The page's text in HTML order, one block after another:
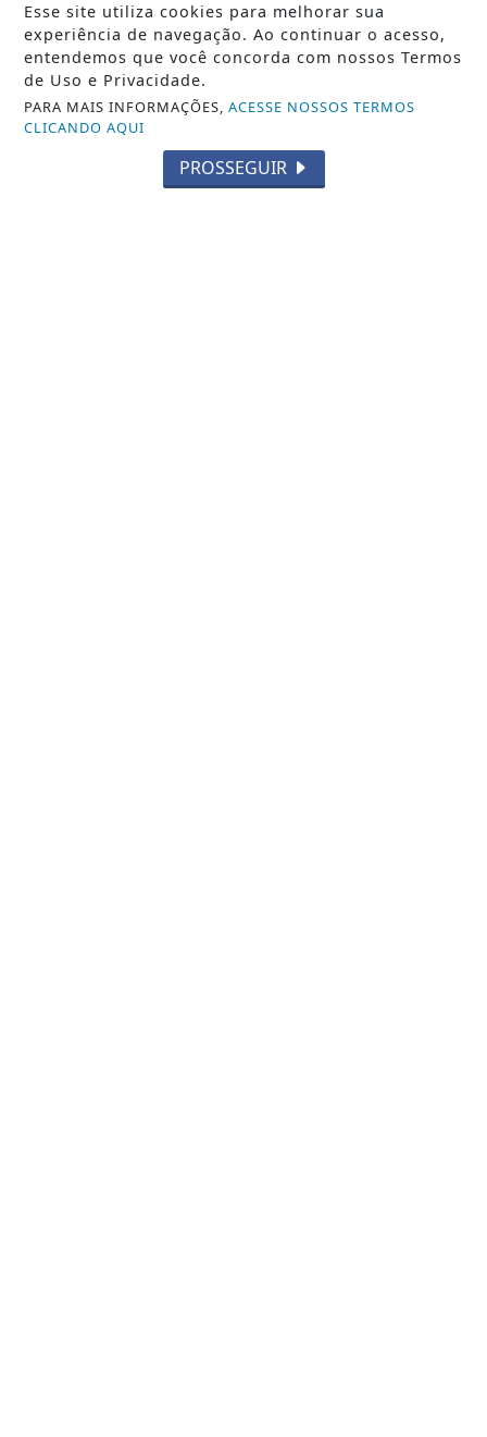
06 DE AGO
ECONOMIA
Sine tem 523 vagas nesta quinta (06);
veja a lista
Esse site utiliza cookies para melhorar sua
experiência de navegação. Ao continuar o acesso,
entendemos que você concorda com nossos Termos
de Uso e Privacidade.
PARA MAIS INFORMAÇÕES,ACESSE NOSSOS TERMOS
CLICANDO AQUI
PROSSEGUIR